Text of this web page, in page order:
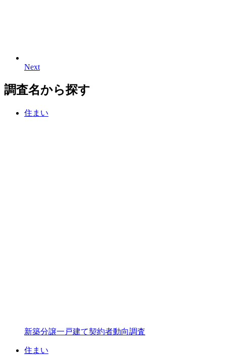
Next
Next
調査名から探す
住まい
新築分譲一戸建て契約者動向調査
住まい